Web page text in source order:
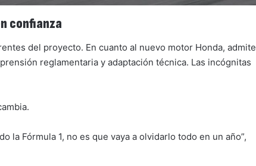
confianza
del proyecto. En cuanto al nuevo motor Honda, admite
reglamentaria y adaptación técnica. Las incógnitas
la Fórmula 1, no es que vaya a olvidarlo todo en un año”,